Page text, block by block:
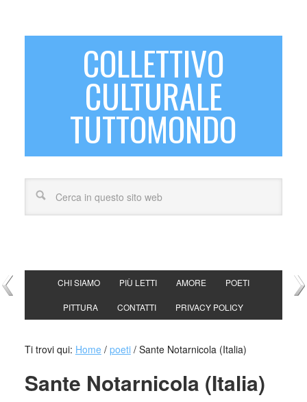
COLLETTIVO
CULTURALE
TUTTOMONDO
CHI SIAMO PIÙ LETTI AMORE POETI
PITTURA CONTATTI PRIVACY POLICY
Ti trovi qui: Home / poeti /Sante Notarnicola (Italia)
Sante Notarnicola (Italia)